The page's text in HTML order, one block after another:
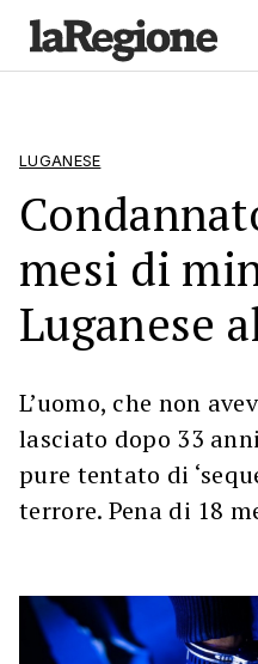
LUGANESE
mesi di
Luganese
L’uomo, che non
lasciato dopo 33
pure tentato di
terrore. Pena di 18